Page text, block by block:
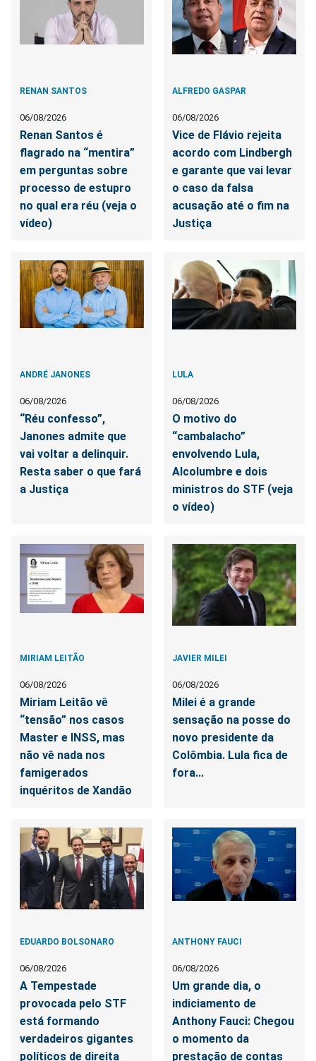
RENAN SANTOS
06/08/2026
Renan Santos é
flagrado na “mentira”
em perguntas sobre
processo de estupro
no qual era réu (veja o
vídeo)
ALFREDO GASPAR
06/08/2026
Vice de Flávio rejeita
acordo com Lindbergh
e garante que vai levar
o caso da falsa
acusação até o fim na
Justiça
ANDRÉ JANONES
06/08/2026
“Réu confesso”,
Janones admite que
vai voltar a delinquir.
Resta saber o que fará
a Justiça
LULA
06/08/2026
O motivo do
“cambalacho”
envolvendo Lula,
Alcolumbre e dois
ministros do STF (veja
o vídeo)
MIRIAM LEITÃO
06/08/2026
Miriam Leitão vê
“tensão” nos casos
Master e INSS, mas
não vê nada nos
famigerados
inquéritos de Xandão
JAVIER MILEI
06/08/2026
Milei é a grande
sensação na posse do
novo presidente da
Colômbia. Lula fica de
fora...
EDUARDO BOLSONARO
06/08/2026
A Tempestade
provocada pelo STF
está formando
verdadeiros gigantes
políticos de direita
ANTHONY FAUCI
06/08/2026
Um grande dia, o
indiciamento de
Anthony Fauci: Chegou
o momento da
prestação de contas